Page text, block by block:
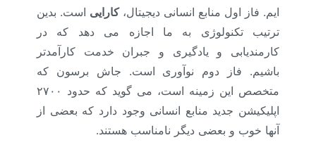
ایم. فاز اول منابع انسانی دیجیتال،کارایی است. بدین
ترتیب تکنولوژی به ما اجازه می دهد که در
کارمندیابی و یادگیری و جبران خدمت کارآمدتر
باشیم. فاز دوم نوآوری است. جاش برسون که
متخصص این زمینه است، می گوید که حدود ۲۷۰۰
اپلیکیشن جدید منابع انسانی وجود دارد که بعضی از
آنها خوب و بعضی دیگر نامناسب هستند.